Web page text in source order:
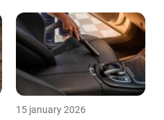
15 january 2026